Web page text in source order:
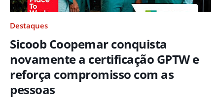
Destaques
Sicoob Coopemar conquista
novamente a certificação GPTW e
reforça compromisso com as
pessoas